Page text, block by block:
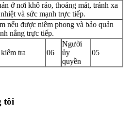
ở nơi khô ráo, thoáng mát, tránh xa
và sức mạnh trực tiếp.
nếu được niêm phong và bảo quản
nắng trực tiếp.
tra 06
Người
ủy
quyền
05
tôi